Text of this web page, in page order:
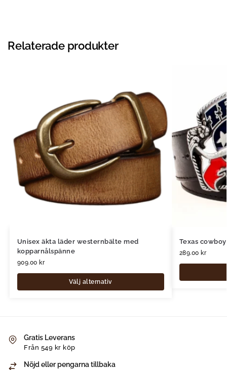
Relaterade produkter
Unisex äkta läder westernbälte med
kopparnålspänne
909.00 kr
Välj alternativ
Texas
289.00 kr
Gratis Leverans
Från 549 kr köp
Nöjd eller pengarna tillbaka